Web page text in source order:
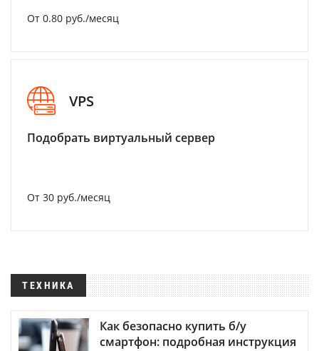
От 0.80 руб./месяц
VPS
Подобрать виртуальный сервер
От 30 руб./месяц
ТЕХНИКА
Как безопасно купить б/у
смартфон: подробная инструкция